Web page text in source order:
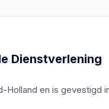
Dienstverlening
en is gevestigd